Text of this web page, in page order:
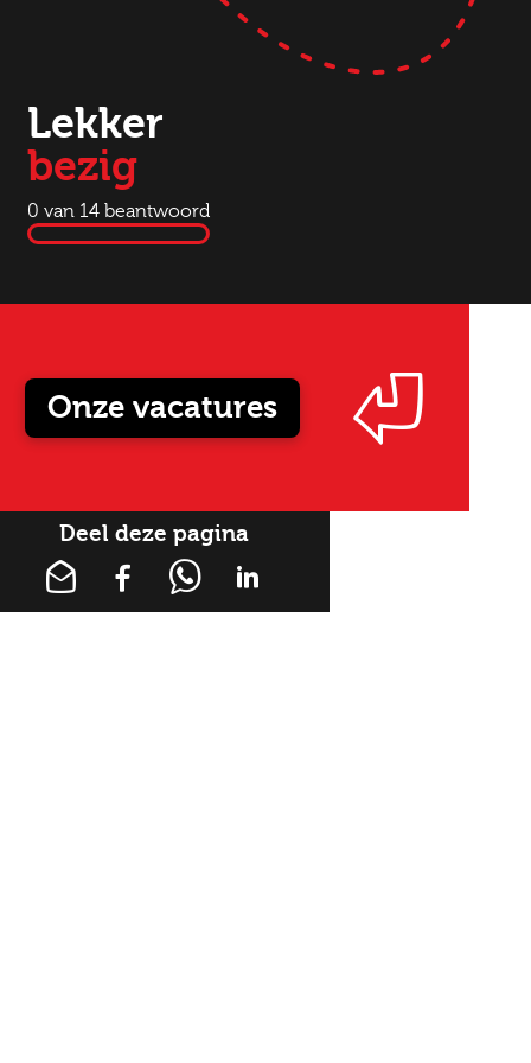
Lekker
bezig
0 van 14 beantwoord
Onze vacatures
Deel deze pagina